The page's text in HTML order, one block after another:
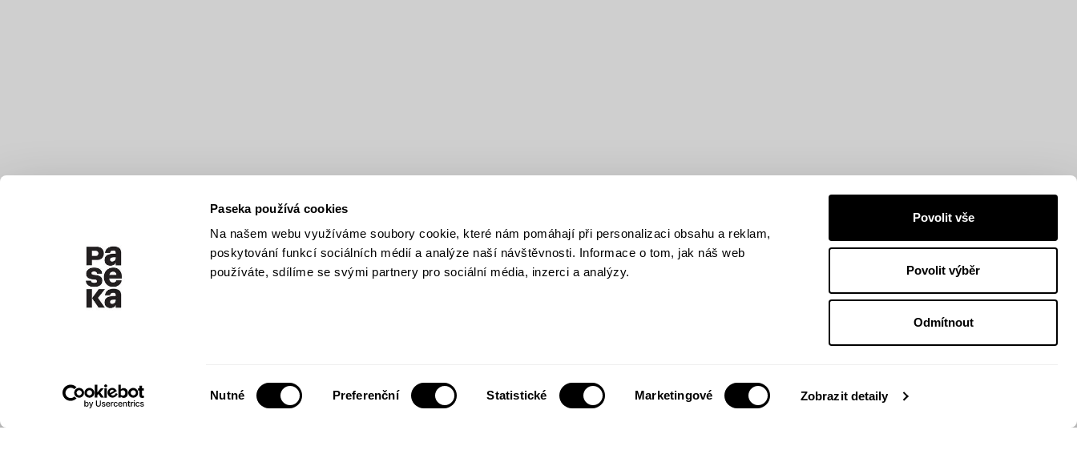
Paseka používá cookies
Na našem webu využíváme soubory cookie, které nám pomáhají při personalizaci obsahu a reklam,
poskytování funkcí sociálních médií a analýze naší návštěvnosti. Informace o tom, jak náš web
používáte, sdílíme se svými partnery pro sociální média, inzerci a analýzy.
Nutné Preferenční Statistické Marketingové Zobrazit detaily
Povolit vše
Povolit výběr
Odmítnout